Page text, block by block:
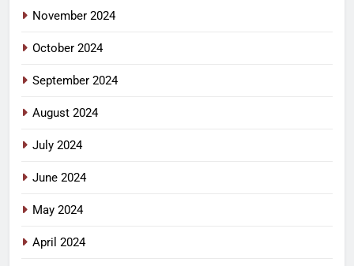
November 2024
October 2024
September 2024
August 2024
July 2024
June 2024
May 2024
April 2024